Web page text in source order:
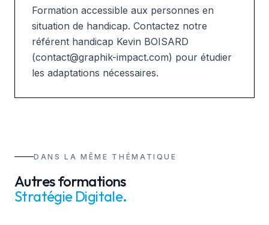
Formation accessible aux personnes en
situation de handicap. Contactez notre
référent handicap Kevin BOISARD
(contact@graphik-impact.com) pour étudier
les adaptations nécessaires.
DANS LA MÊME THÉMATIQUE
Autres formations
Stratégie Digitale.